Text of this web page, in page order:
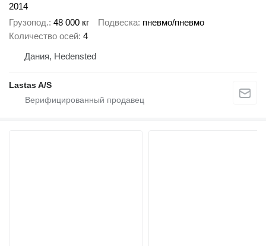
2014
Грузопод. 48 000 кг Подвеска пневмо/пневмо
Количество осей 4
Дания, Hedensted
Lastas A/S